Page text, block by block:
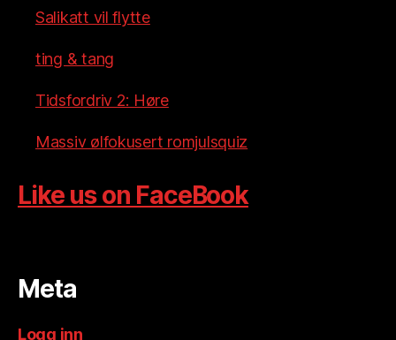
Salikatt vil flytte
ting & tang
Tidsfordriv 2: Høre
Massiv ølfokusert romjulsquiz
Like us on FaceBook
Meta
Logg inn